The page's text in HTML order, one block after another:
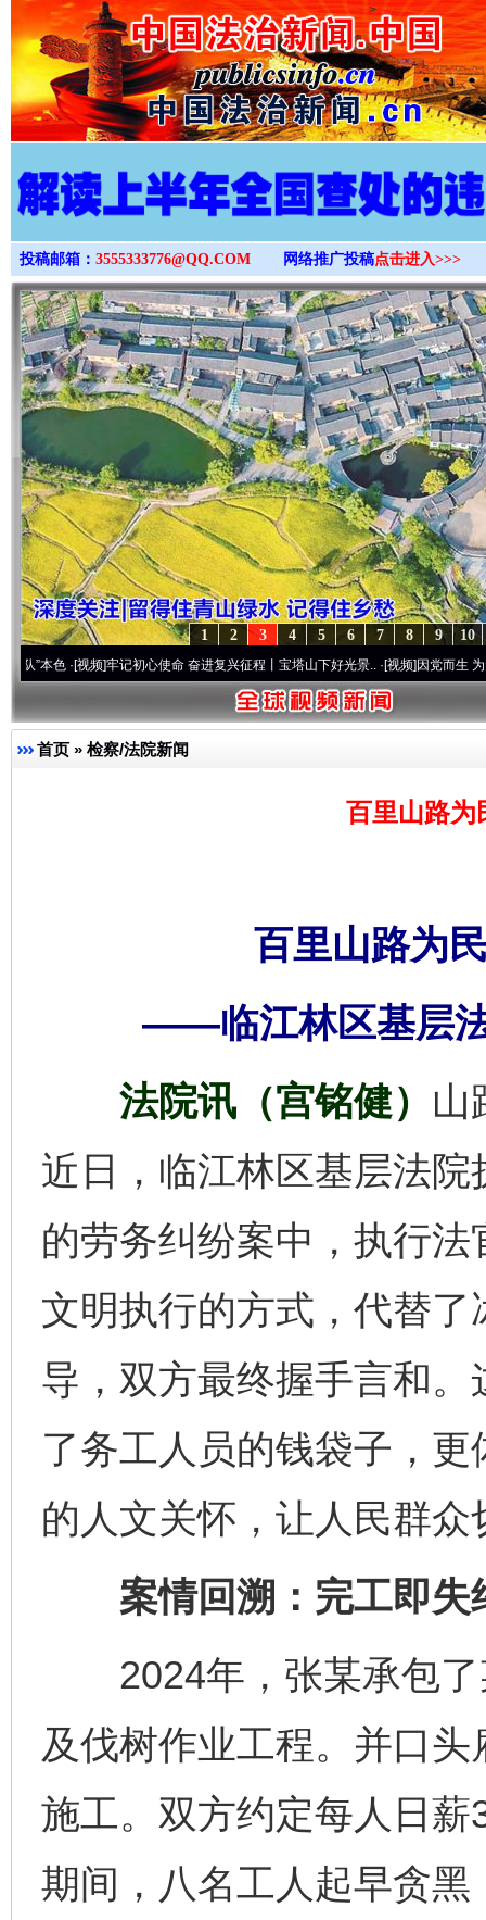
>
投稿邮箱： 3555333776@QQ.COM 网络推广投稿点击进入>>>
10
9
8
7
6
5
4
3
2
1
视频]牢记初心使命 奋进复兴征程丨宝塔山下好光景..·[视频]因党而生 为党而战——
首页 » 检察/法院新闻
百里山路为
百里山路为
——临江林区基层
法院讯（宫铭健） 山
近日，临江林区基层法
的劳务纠纷案中，执行
文明执行的方式，代替
导，双方最终握手言和
了务工人员的钱袋子，
的人文关怀，让人民群
案情回溯：完工即失
2024年，张某承包了
及伐树作业工程。并口
施工。双方约定每人日
期间，八名工人起早贪